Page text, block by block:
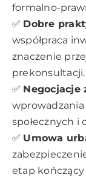
formalno-
✅ Dobre
współpraca
znaczenie
prekonsultacji.
✅ Negocjacje
społecznych i
✅ Umowa
etap